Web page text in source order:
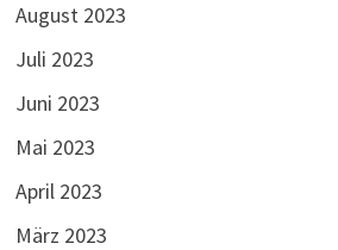
August 2023
Juli 2023
Juni 2023
Mai 2023
April 2023
März 2023